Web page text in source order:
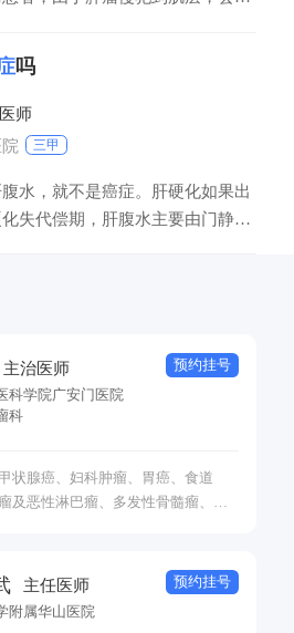
出，引起肛门流黄水。另外，肛
所导致。肛瘘是细菌感染引起，
致肛门流黄水、瘙痒。出现肛门
时前往医院就诊，明
吗
师
三甲
水，就不是癌症。肝硬化如果出
失代偿期，肝腹水主要由门静脉
腹水一般为血性。
主治医师
科学院广安门医院
科
预约挂号
状腺癌、妇科肿瘤、胃癌、食道
及恶性淋巴瘤、多发性骨髓瘤、白
血压病、慢性肾病等）的中医调
主任医师
附属华山医院
预约挂号